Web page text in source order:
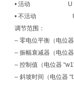
• 活动 U 8.5
• 不活动 U
调节范围：
– 零电位平衡（
– 振幅衰减器（电
– 控制值（电位器
– 斜坡时间（电位